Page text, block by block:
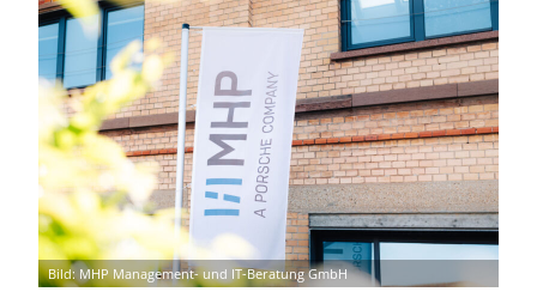
Bild: MHP Management- und IT-Beratung GmbH